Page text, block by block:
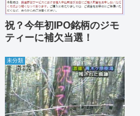
祝？今年初IPO銘柄のジモ
ティーに補欠当選！
未分類